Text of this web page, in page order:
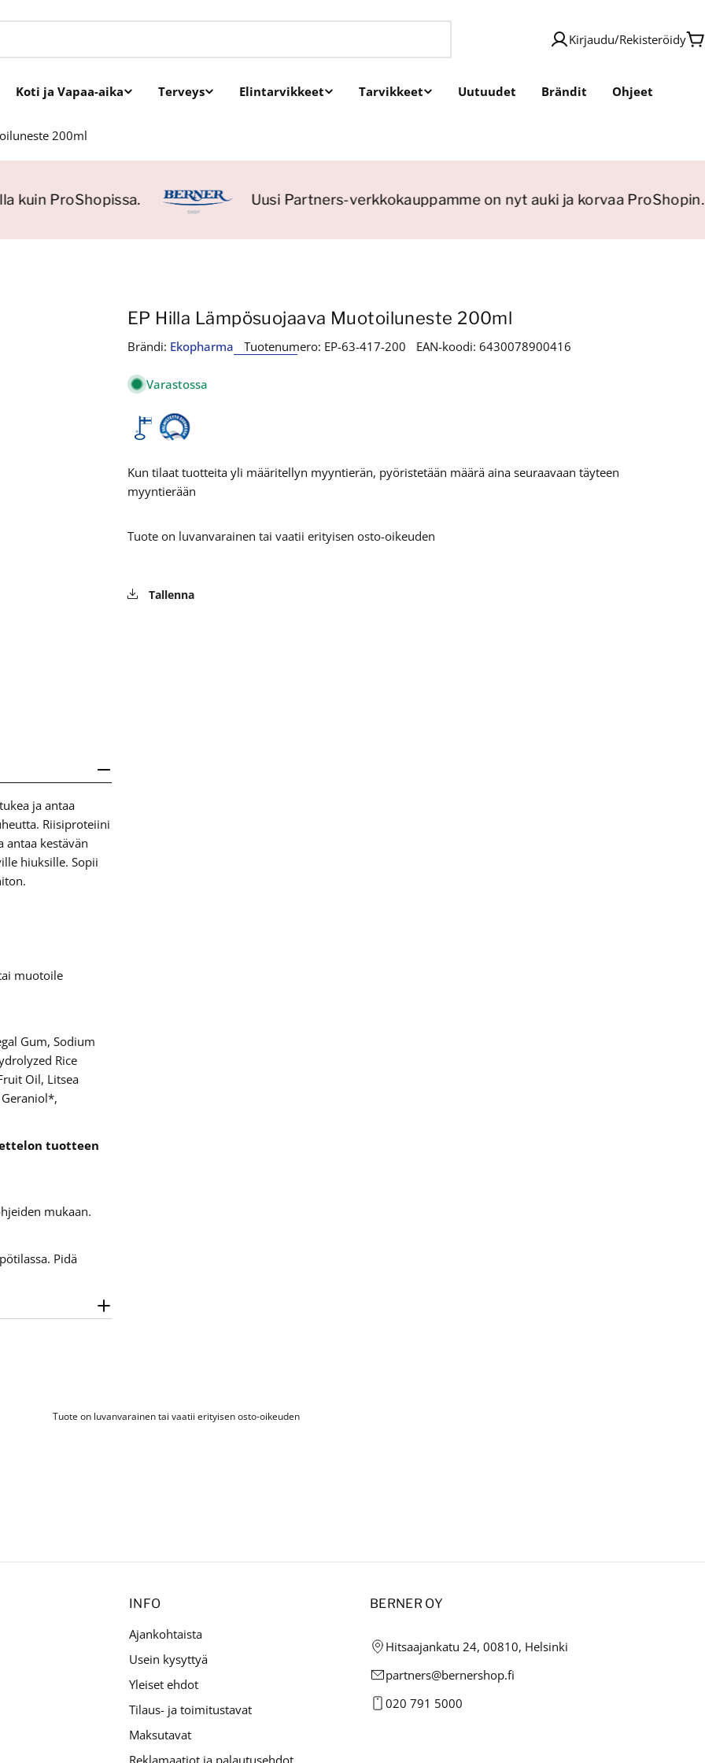
Kirjaudu/Rekisteröidy
Koti ja Vapaa-aika Terveys Elintarvikkeet Tarvikkeet Uutuudet Brändit Ohjeet
200ml
kuin ProShopissa. Uusi Partners-verkkokauppamme on nyt auki ja korvaa ProShopin.
ja antaa
Riisiproteiini
antaa kestävän
hiuksille. Sopii
muotoile
Gum, Sodium
Rice
Oil, Litsea
tuotteen
mukaan.
Pidä
EP Hilla Lämpösuojaava Muotoiluneste 200ml
Brändi: Ekopharma Tuotenumero: EP-63-417-200 EAN-koodi: 6430078900416
Varastossa
Kun tilaat tuotteita yli määritellyn myyntierän, pyöristetään määrä aina seuraavaan täyteen
myyntierään
Tuote on luvanvarainen tai vaatii erityisen osto-oikeuden
Tallenna
Tuote on luvanvarainen tai vaatii erityisen osto-oikeuden
INFO
Ajankohtaista
Usein kysyttyä
Yleiset ehdot
Tilaus- ja toimitustavat
Maksutavat
Reklamaatiot ja palautusehdot
BERNER OY
Hitsaajankatu 24, 00810, Helsinki
partners@bernershop.fi
020 791 5000